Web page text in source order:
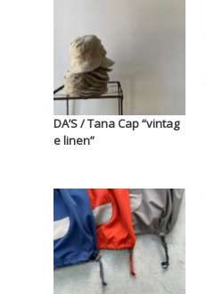
DA’S / Tana Cap “vintag
e linen”